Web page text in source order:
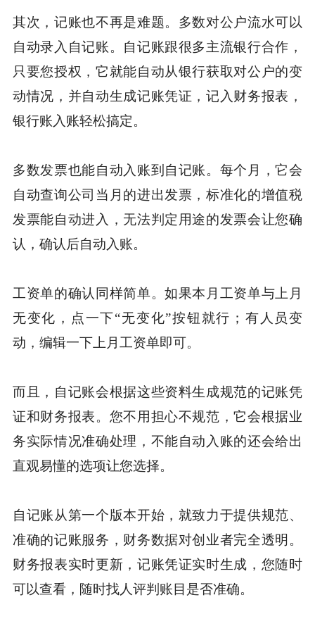
其次，记账也不再是难题。多数对公户流水可以
自动录入自记账。自记账跟很多主流银行合作，
只要您授权，它就能自动从银行获取对公户的变
动情况，并自动生成记账凭证，记入财务报表，
银行账入账轻松搞定。
多数发票也能自动入账到自记账。每个月，它会
自动查询公司当月的进出发票，标准化的增值税
发票能自动进入，无法判定用途的发票会让您确
认，确认后自动入账。
工资单的确认同样简单。如果本月工资单与上月
无变化，点一下“无变化”按钮就行；有人员变
动，编辑一下上月工资单即可。
而且，自记账会根据这些资料生成规范的记账凭
证和财务报表。您不用担心不规范，它会根据业
务实际情况准确处理，不能自动入账的还会给出
直观易懂的选项让您选择。
自记账从第一个版本开始，就致力于提供规范、
准确的记账服务，财务数据对创业者完全透明。
财务报表实时更新，记账凭证实时生成，您随时
可以查看，随时找人评判账目是否准确。